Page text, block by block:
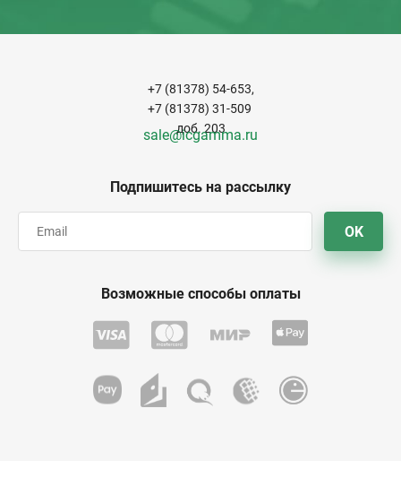
Подпишитесь на рассылку
OK
+7 (81378) 54-653,
+7 (81378) 31-509
доб. 203
sale@icgamma.ru
Возможные способы оплаты